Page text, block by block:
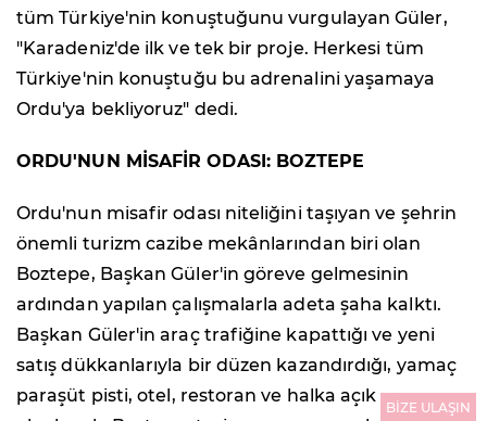
tüm Türkiye'nin konuştuğunu vurgulayan Güler,
"Karadeniz'de ilk ve tek bir proje. Herkesi tüm
Türkiye'nin konuştuğu bu adrenalini yaşamaya
Ordu'ya bekliyoruz" dedi.
ORDU'NUN MİSAFİR ODASI: BOZTEPE
Ordu'nun misafir odası niteliğini taşıyan ve şehrin
önemli turizm cazibe mekânlarından biri olan
Boztepe, Başkan Güler'in göreve gelmesinin
ardından yapılan çalışmalarla adeta şaha kalktı.
Başkan Güler'in araç trafiğine kapattığı ve yeni
satış dükkanlarıyla bir düzen kazandırdığı, yamaç
paraşüt pisti, otel, restoran ve halka açık
BİZE ULAŞIN